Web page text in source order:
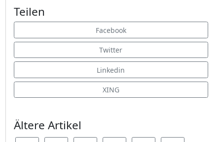
Teilen
Facebook
Twitter
Linkedin
XING
Ältere Artikel